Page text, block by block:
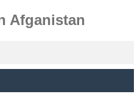
Afganistan